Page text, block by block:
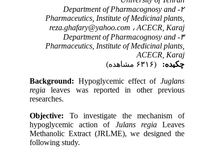
۲- Department of Pharmacognosy and
Pharmaceutics, Institute of Medicinal plants,
ACECR, Karaj ،
reza.ghafary@yahoo.com
۳- Department of Pharmacognosy and
Pharmaceutics, Institute of Medicinal plants,
ACECR, Karaj
چکیده:
(۶۳۱۶ مشاهده)
Background:Hypoglycemic effect ofJuglans
regialeaves was reported in other previous
researches.
Objective:To investigate the mechanism of
hypoglycemic action ofJulans regiaLeaves
Methanolic Extract (JRLME), we designed the
following study.